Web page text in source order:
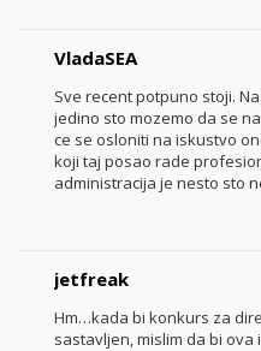
VladaSEA
Sve recent potpuno stoji.
jedino sto mozemo da se
ce se osloniti na iskustvo
koji taj posao rade
administracija je nesto sto
jetfreak
Hm…kada bi konkurs za
sastavljen, mislim da bi